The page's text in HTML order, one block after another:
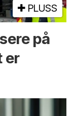
PLUSS
på
er